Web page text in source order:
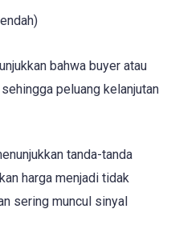
bahwa buyer atau
peluang kelanjutan
tanda-tanda
harga menjadi tidak
sering muncul sinyal